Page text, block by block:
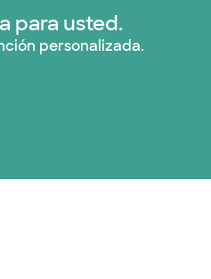
para usted.
personalizada.